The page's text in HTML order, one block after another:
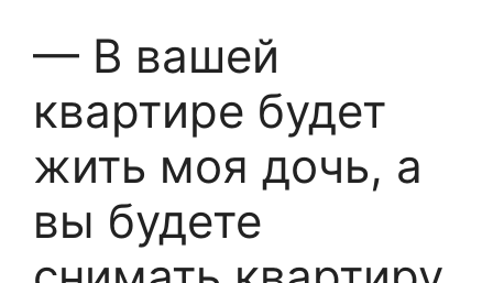
— В вашей
квартире будет
жить моя дочь, а
вы будете